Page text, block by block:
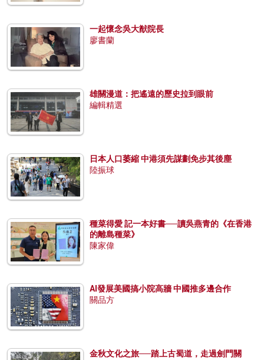
一起懷念吳大猷院長
廖書蘭
雄關漫道：把遙遠的歷史拉到眼前
編輯精選
日本人口萎縮 中港須先謀劃免步其後塵
陸振球
種菜得愛 記一本好書──讀吳燕青的《在香港
的離島種菜》
陳家偉
AI發展美國搞小院高牆 中國推多邊合作
關品方
金秋文化之旅──踏上古蜀道，走過劍門關